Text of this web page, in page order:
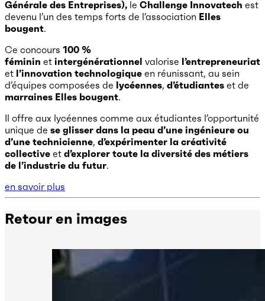
Générale des Entreprises), le Challenge Innovatech est
devenu l’un des temps forts de l’association Elles
bougent.
Ce concours 100 %
féminin et intergénérationnel valorise l’entrepreneuriat
et l’innovation technologique en réunissant, au sein
d’équipes composées de lycéennes, d’étudiantes et de
marraines Elles bougent.
Il offre aux lycéennes comme aux étudiantes l’opportunité
unique de se glisser dans la peau d’une ingénieure ou
d’une technicienne, d’expérimenter la créativité
collective et d’explorer toute la diversité des métiers
de l’industrie du futur.
en savoir plus
Retour en images